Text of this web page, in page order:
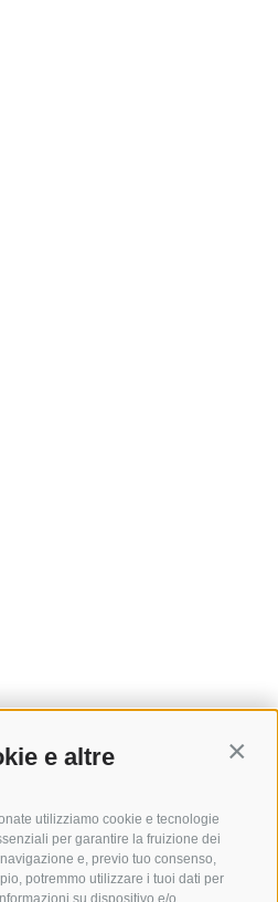
e altre
utilizziamo cookie e tecnologie
per garantire la fruizione dei
e, previo tuo consenso,
potremmo utilizzare i tuoi dati per
su dispositivo e/o